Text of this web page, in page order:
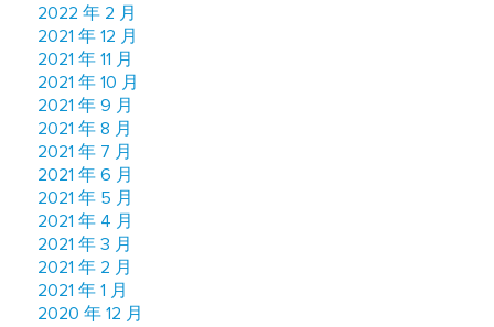
2022 年 2 月
2021 年 12 月
2021 年 11 月
2021 年 10 月
2021 年 9 月
2021 年 8 月
2021 年 7 月
2021 年 6 月
2021 年 5 月
2021 年 4 月
2021 年 3 月
2021 年 2 月
2021 年 1 月
2020 年 12 月